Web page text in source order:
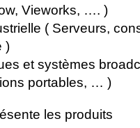
Vieworks, …. )
( Serveurs,
)
et systèmes
portables, … )
les produits